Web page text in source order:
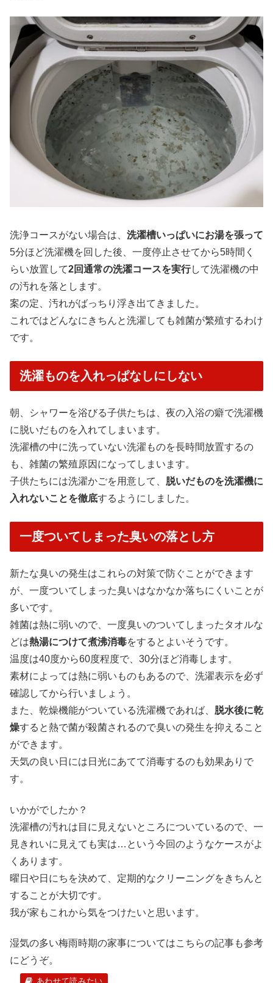
洗浄コースがない場合は、 洗濯槽いっぱいにお湯を張って
5分ほど洗濯機を回した後、一度停止させてから5時間く
らい放置して2回通常の洗濯コースを実行して洗濯機の中
の汚れを落とします。
案の定、汚れがばっちり浮き出てきました。
これではどんなにきちんと洗濯しても雑菌が繁殖するわけ
です。
洗濯ものを入れっぱなしにしない
朝、シャワーを浴びる子供たちは、夜の入浴の癖で洗濯機
に脱いだものを入れてしまいます。
洗濯槽の中に洗っていない洗濯ものを長時間放置するの
も、雑菌の繁殖原因になってしまいます。
子供たちには洗濯かごを用意して、 脱いだものを洗濯機に
入れないことを徹底するようにしました。
一度ついてしまった臭いの落とし方
新たな臭いの発生はこれらの対策で防ぐことができます
が、一度ついてしまった臭いはなかなか落ちにくいことが
多いです。
雑菌は熱に弱いので、一度臭いのついてしまったタオルな
どは熱湯につけて煮沸消毒をするとよいそうです。
温度は40度から60度程度で、30分ほど消毒します。
素材によっては熱に弱いものもあるので、洗濯表示を必ず
確認してから行いましょう。
また、乾燥機能がついている洗濯機であれば、 脱水後に乾
燥すると熱で菌が殺菌されるので臭いの発生を抑えること
ができます。
天気の良い日には日光にあてて消毒するのも効果ありで
す。
いかがでしたか？
洗濯槽の汚れは目に見えないところについているので、一
見きれいに見えても実は…という今回のようなケースがよ
くあります。
曜日や日にちを決めて、定期的なクリーニングをきちんと
することが大切です。
我が家もこれから気をつけたいと思います。
湿気の多い梅雨時期の家事についてはこちらの記事も参考
にどうぞ。